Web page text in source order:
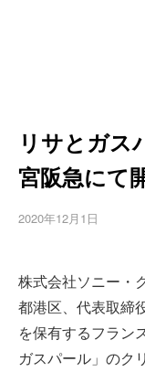
リサとガ
宮阪急にて
2020年12月1日
株式会社ソニー・
都港区、代表取締
を保有するフラン
ガスパール」のク